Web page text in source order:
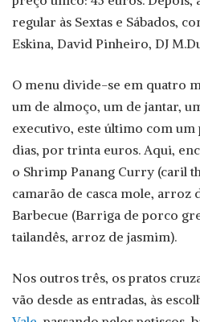
regular às Sextas e Sábados,
Eskina, David Pinheiro, DJ
O menu divide-se em quatro
um de almoço, um de jantar,
executivo, este último com
dias, por trinta euros. Aqui,
o Shrimp Panang Curry (caril
camarão de casca mole, arroz
Barbecue (Barriga de porco
tailandês, arroz de jasmim).
Nos outros três, os pratos
vão desde as entradas, às